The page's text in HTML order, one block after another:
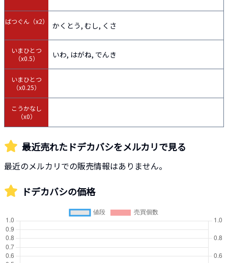
ばつぐん（x2） かくとう, むし, くさ
いまひとつ
（x0.5）
いわ, はがね, でんき
いまひとつ
（x0.25）
こうかなし
（x0）
最近売れた ドデカバシをメルカリで見る
最近のメルカリでの販売情報はありません。
ドデカバシの価格